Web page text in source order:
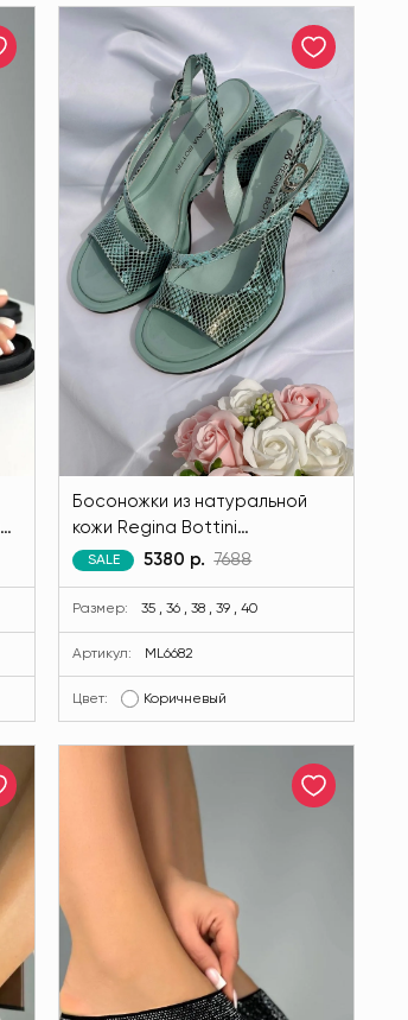
Босоножки из натуральной
кожи Regina Bottini
коричневого цвета MODLAV
SALE 5380 р. 7688
Размер: 35 , 36 , 38 , 39 , 40
Артикул: ML6682
Цвет: Коричневый